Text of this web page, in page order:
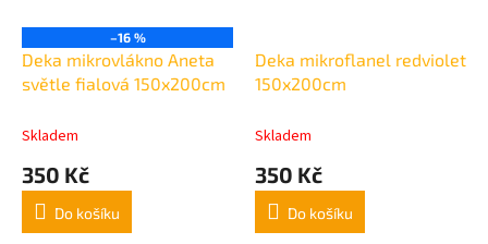
–16 %
Deka mikrovlákno Aneta
světle fialová 150x200cm
Skladem
350 Kč
Do košíku
Deka mikroflanel redviolet
150x200cm
Skladem
350 Kč
Do košíku